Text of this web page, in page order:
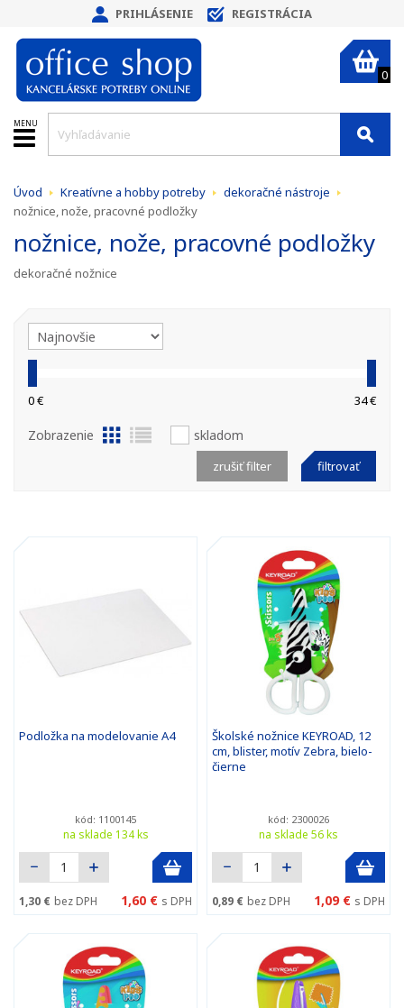
PRIHLÁSENIE REGISTRÁCIA
0
MENU
Úvod Kreatívne a hobby potreby
dekoračné nástroje
nožnice, nože, pracovné podložky
nožnice, nože, pracovné podložky
dekoračné nožnice
0 € 34 €
Zobrazenie skladom
filtrovať
zrušiť filter
Podložka na modelovanie A4
kód: 1100145
na sklade 134 ks
1,30 € bez DPH 1,60 € s DPH
Školské nožnice KEYROAD, 12
cm, blister, motív Zebra, bielo-
čierne
kód: 2300026
na sklade 56 ks
0,89 € bez DPH 1,09 € s DPH